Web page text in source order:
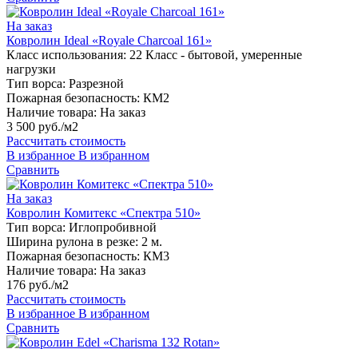
На заказ
Ковролин Ideal «Royale Charcoal 161»
Класс использования: 22 Класс - бытовой, умеренные
нагрузки
Тип ворса: Разрезной
Пожарная безопасность: КМ2
Наличие товара: На заказ
3 500 руб./м2
Рассчитать стоимость
В избранное В избранном
Сравнить
На заказ
Ковролин Комитекс «Спектра 510»
Тип ворса: Иглопробивной
Ширина рулона в резке: 2 м.
Пожарная безопасность: КМ3
Наличие товара: На заказ
176 руб./м2
Рассчитать стоимость
В избранное В избранном
Сравнить